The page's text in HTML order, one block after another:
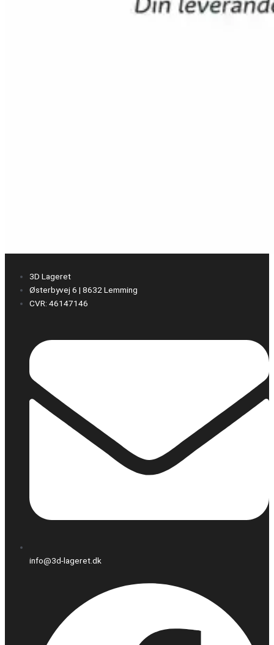
3D Lageret
Østerbyvej 6 | 8632 Lemming
CVR: 46147146
info@3d-lageret.dk